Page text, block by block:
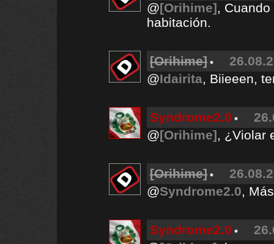
@[Orihime],
habitación.
[Orihime]
@Idairita, Biieeen,
Syndrome2.0
@[Orihime], ¿Violar
[Orihime]
@Syndrome2.0,
Syndrome2.0